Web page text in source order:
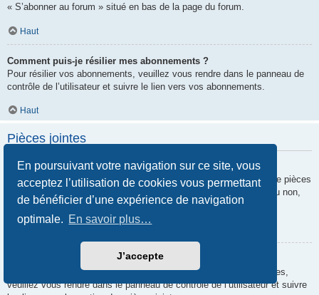
En poursuivant votre navigation sur ce site, vous
acceptez l’utilisation de cookies vous permettant
de bénéficier d’une expérience de navigation
optimale. En savoir plus…
J’accepte
« S’abonner au forum » situé en bas de la page du forum.
Haut
Comment puis-je résilier mes abonnements ?
Pour résilier vos abonnements, veuillez vous rendre dans le panneau de
contrôle de l’utilisateur et suivre le lien vers vos abonnements.
Haut
Pièces jointes
Quelles pièces jointes sont autorisées sur ce forum ?
Chaque administrateur peut autoriser ou interdire certains types de pièces
jointes. Si vous n’êtes pas certain de savoir ce qui est autorisé ou non,
nous vous invitons à contacter un administrateur du forum.
Comment puis-je retrouver toutes mes pièces jointes ?
Pour retrouver la liste des pièces jointes que vous avez transférées,
veuillez vous rendre dans le panneau de contrôle de l’utilisateur et suivre